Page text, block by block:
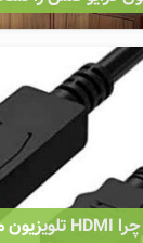
چرا HDMI تلویزیون من کار نمی‌کند؟